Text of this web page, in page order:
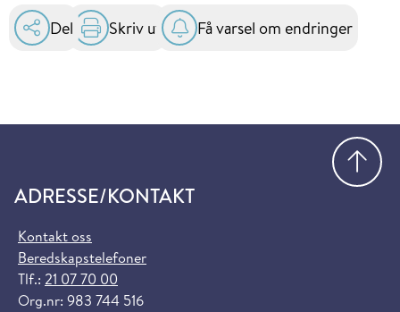
Del Skriv ut Få varsel om endringer
ADRESSE/KONTAKT
Kontakt oss
Beredskapstelefoner
Tlf.: 21 07 70 00
Org.nr: 983 744 516